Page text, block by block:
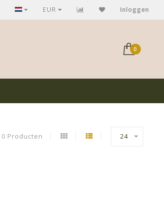
GRATIS verzending bij aankoop > €75,-
EUR Inloggen
0
0 Producten 24